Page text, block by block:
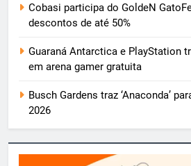
Cobasi participa do GoldeN
descontos de até 50%
Guaraná Antarctica e PlayStation
em arena gamer gratuita
Busch Gardens traz ‘Anaconda’
2026